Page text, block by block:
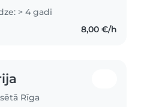
Neesmu gājusi aukļu
zināšanas par
> 4 gadi
8,00 €/h
Rīga